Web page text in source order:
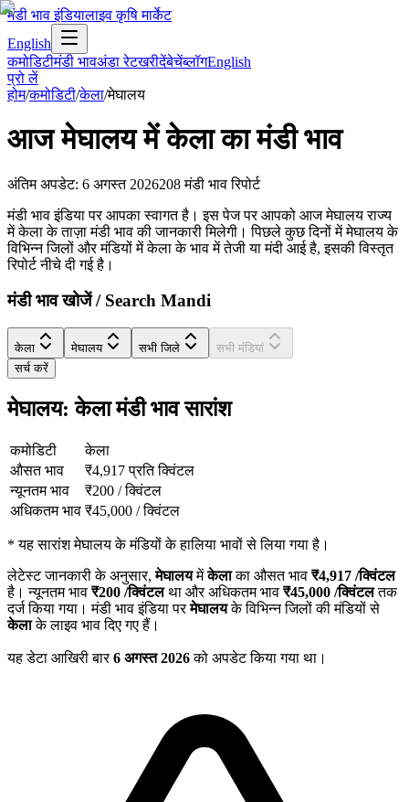
मंडी भाव इंडियालाइव कृषि मार्केट
English
कमोडिटीमंडी भावअंडा रेटखरीदेंबेचेंब्लॉगEnglish
प्रो लें
होम/कमोडिटी/केला/मेघालय
आजमेघालयमेंकेलाका मंडी भाव
अंतिम अपडेट: 6 अगस्त 2026208 मंडी भाव रिपोर्ट
मंडी भाव इंडिया पर आपका स्वागत है। इस पेज पर आपको आज मेघालय राज्य
में केला के ताज़ा मंडी भाव की जानकारी मिलेगी। पिछले कुछ दिनों में मेघालय के
विभिन्न जिलों और मंडियों में केला के भाव में तेजी या मंदी आई है, इसकी विस्तृत
रिपोर्ट नीचे दी गई है।
मंडी भाव खोजें / Search Mandi
केला मेघालय सभी जिले
सभी मंडियां
सर्च करें
मेघालय: केला मंडी भाव सारांश
कमोडिटी
केला
औसत भाव
₹4,917 प्रति क्विंटल
न्यूनतम भाव
₹200 /क्विंटल
अधिकतम भाव ₹45,000 /क्विंटल
*यह सारांश मेघालय के मंडियों के हालिया भावों से लिया गया है।
लेटेस्ट जानकारी के अनुसार,मेघालयमेंकेलाका औसत भाव ₹4,917 /क्विंटल
है। न्यूनतम भाव ₹200 /क्विंटलथा और अधिकतम भाव ₹45,000 /क्विंटलतक
दर्ज किया गया। मंडी भाव इंडिया परमेघालयके विभिन्न जिलों की मंडियों से
केलाके लाइव भाव दिए गए हैं।
यह डेटा आखिरी बार6 अगस्त 2026को अपडेट किया गया था।